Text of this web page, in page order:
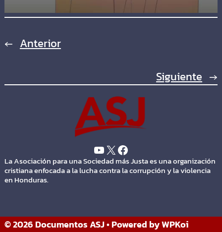
← Anterior
Siguiente →
La Asociación para una Sociedad más Justa es una organización
cristiana enfocada a la lucha contra la corrupción y la violencia
en Honduras.
© 2026 Documentos ASJ• Powered byWPKoi